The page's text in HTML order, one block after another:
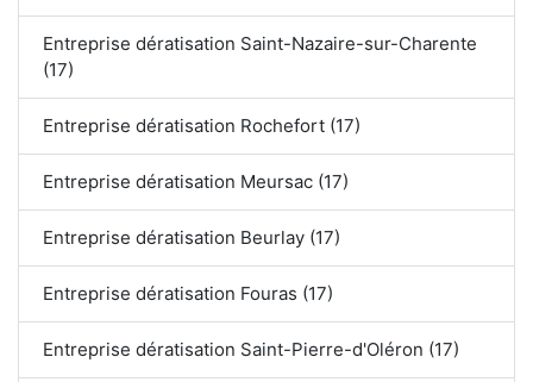
Entreprise dératisation Saint-Nazaire-sur-Charente
(17)
Entreprise dératisation Rochefort (17)
Entreprise dératisation Meursac (17)
Entreprise dératisation Beurlay (17)
Entreprise dératisation Fouras (17)
Entreprise dératisation Saint-Pierre-d'Oléron (17)